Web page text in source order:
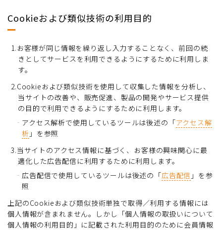
Cookieおよび類似技術の利用目的
1.お客様が同じ情報を繰り返し入力することなく、前回の続
きとしてサービスを利用できるようにするために利用しま
す。
2.Cookieおよび類似技術を使用して収集した情報を分析し、
当サイトの改善や、販売促進、製品の開発やサービス提供
の目的で利用できるようにするために利用します。
アクセス解析で使用しているツールは後述の「アクセス解
析 」を参照
3.当サイトのアクセス情報に基づく、お客様の興味関心に最
適化した広告配信に利用するために利用します。
広告配信で使用しているツールは後述の「広告配信 」を参
照
上記のCookieおよび類似技術単独で取得／利用する情報には
個人情報が含まれません。しかし「個人情報の取扱いについて
個人情報の利用目的」に記載された利用目的のために会員情報